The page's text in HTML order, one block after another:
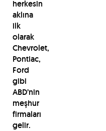
herkesin
aklına
ilk
olarak
Chevrolet,
Pontiac,
Ford
gibi
ABD’nin
meşhur
firmaları
gelir.